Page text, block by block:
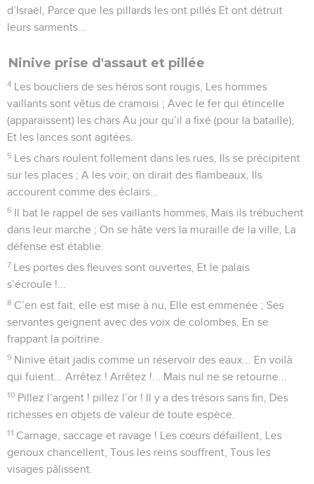
d’Israël, Parce que les pillards les ont pillés Et ont détruit
leurs sarments...
Ninive prise d'assaut et pillée
4 Les boucliers de ses héros sont rougis, Les hommes
vaillants sont vêtus de cramoisi ; Avec le fer qui étincelle
(apparaissent) les chars Au jour qu’il a fixé (pour la bataille),
Et les lances sont agitées.
5 Les chars roulent follement dans les rues, Ils se précipitent
sur les places ; A les voir, on dirait des flambeaux, Ils
accourent comme des éclairs...
6 Il bat le rappel de ses vaillants hommes, Mais ils trébuchent
dans leur marche ; On se hâte vers la muraille de la ville, La
défense est établie.
7 Les portes des fleuves sont ouvertes, Et le palais
s’écroule !...
8 C’en est fait, elle est mise à nu, Elle est emmenée ; Ses
servantes geignent avec des voix de colombes, En se
frappant la poitrine.
9 Ninive était jadis comme un réservoir des eaux... En voilà
qui fuient... Arrêtez ! Arrêtez !... Mais nul ne se retourne...
10 Pillez l’argent ! pillez l’or ! Il y a des trésors sans fin, Des
richesses en objets de valeur de toute espèce.
11 Carnage, saccage et ravage ! Les cœurs défaillent, Les
genoux chancellent, Tous les reins souffrent, Tous les
visages pâlissent.